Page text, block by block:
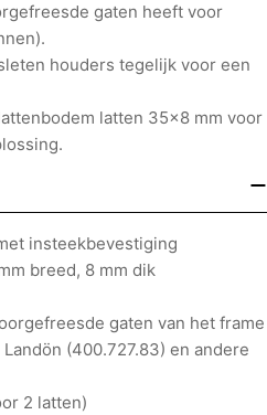
gaten heeft voor
houders tegelijk voor een
latten 35x8 mm voor
insteekbevestiging
breed, 8 mm dik
gaten van het frame
Landön (400.727.83) en andere
2 latten)